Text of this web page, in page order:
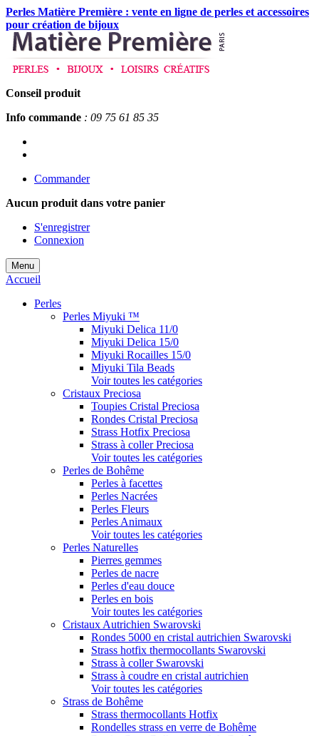
Perles Matière Première : vente en ligne de perles et accessoires
pour création de bijoux
Conseil produit
Info commande : 09 75 61 85 35
Commander
Aucun produit dans votre panier
S'enregistrer
Connexion
Menu
Accueil
Perles
Perles Miyuki ™
Miyuki Delica 11/0
Miyuki Delica 15/0
Miyuki Rocailles 15/0
Miyuki Tila Beads
Voir toutes les catégories
Cristaux Preciosa
Toupies Cristal Preciosa
Rondes Cristal Preciosa
Strass Hotfix Preciosa
Strass à coller Preciosa
Voir toutes les catégories
Perles de Bohême
Perles à facettes
Perles Nacrées
Perles Fleurs
Perles Animaux
Voir toutes les catégories
Perles Naturelles
Pierres gemmes
Perles de nacre
Perles d'eau douce
Perles en bois
Voir toutes les catégories
Cristaux Autrichien Swarovski
Rondes 5000 en cristal autrichien Swarovski
Strass hotfix thermocollants Swarovski
Strass à coller Swarovski
Strass à coudre en cristal autrichien
Voir toutes les catégories
Strass de Bohême
Strass thermocollants Hotfix
Rondelles strass en verre de Bohême